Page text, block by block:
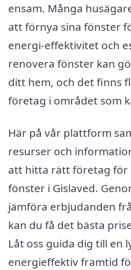
ensam. Många
att förnya sina fönster
energi-effektivitet och
renovera fönster kan
ditt hem, och det finns
företag i området som
Här på vår plattform
resurser och
att hitta rätt företag för
fönster i Gislaved.
jämföra erbjudanden
kan du få det bästa
Låt oss guida dig till en
energieffektiv framtid